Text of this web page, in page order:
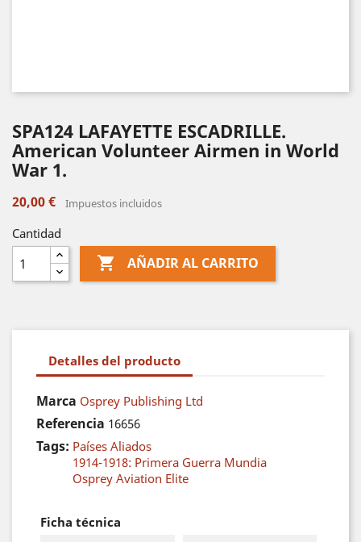
SPA124 LAFAYETTE ESCADRILLE.
American Volunteer Airmen in World
War 1.
20,00 € Impuestos incluidos
Cantidad
 AÑADIR AL CARRITO
Detalles del producto
Marca Osprey Publishing Ltd
Referencia 16656
Tags: Países Aliados
1914-1918: Primera Guerra Mundia
Osprey Aviation Elite
Ficha técnica